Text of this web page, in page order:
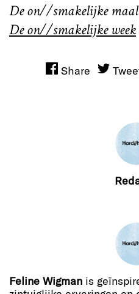
De on//smakelijke
De on//smakelijke week
Share
Feline Wigman is